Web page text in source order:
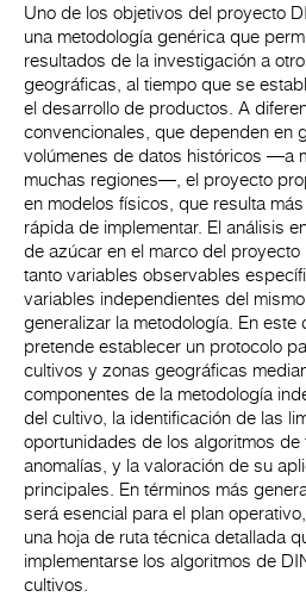
Uno de los objetivos del proyecto
una metodología genérica que
resultados de la investigación a
geográficas, al tiempo que se
el desarrollo de productos. A
convencionales, que dependen en
volúmenes de datos históricos —a
muchas regiones—, el proyecto
en modelos físicos, que resulta
rápida de implementar. El análisis
de azúcar en el marco del
tanto variables observables
variables independientes del
generalizar la metodología. En este
pretende establecer un protocolo
cultivos y zonas geográficas
componentes de la metodología
del cultivo, la identificación de las
oportunidades de los algoritmos
anomalías, y la valoración de su
principales. En términos más
será esencial para el plan
una hoja de ruta técnica detallada
implementarse los algoritmos de
cultivos.